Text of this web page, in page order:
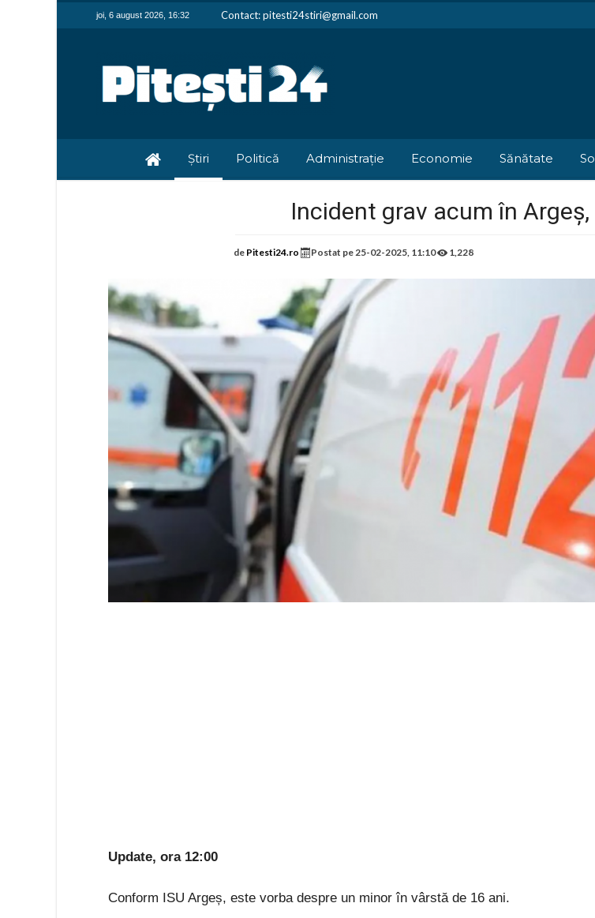
joi, 6 august 2026, 16:32 Contact: pitesti24stiri@gmail.com
Știri Politică Administrație Economie Sănătate
Incident grav acum în
de Pitesti24.ro Postat pe25-02-2025, 11:10 1,228
Update, ora 12:00
Conform ISU Argeș, este vorba despre un minor în vârstă de 16 ani.